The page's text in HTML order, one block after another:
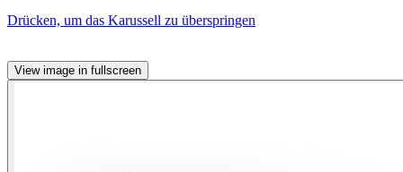
Drücken, um das Karussell zu überspringen
View image in fullscreen